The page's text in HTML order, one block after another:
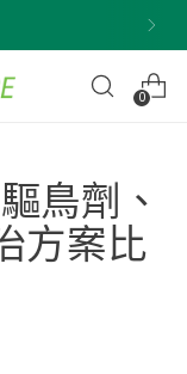
0
鳥劑、
方案比